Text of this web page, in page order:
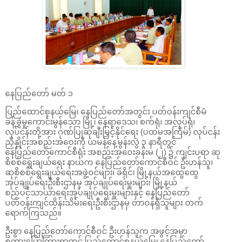
နေပြည်တော် မတ် ၁
ပြည်ထောင်စုနယ်မြေ၊ နေပြည်တော်အတွင်း ပတ်ဝန်းကျင်စီမံ
ခန့်ခွဲမှုကောင်းမွန်သော မြို့၊ နေရာဒေသ၊ စက်ရုံ၊ အလုပ်ရုံ၊
လုပ်ငန်းတို့အား ဂုဏ်ပြုဆုချီးမြှင့်နိုင်ရေး (ပထမအကြိမ်) လုပ်ငန်း
ညှိနှိုင်းအစည်းအဝေးကို ယမန်နေ့မွန်းလွဲ ၃ နာရီတွင်
နေပြည်တော်ကောင်စီရုံး အစည်းအဝေးခန်းမ (၂) ၌ ကျင်းပရာ ဆု
စိစစ်ရွေးချယ်ရေး နာယက နေပြည်တော်ကောင်စီဝင် ဦးဟန်သူ၊
ဆုစိစစ်ရွေးချယ်ရေးအဖွဲ့ဝင်များ၊ ခရိုင်၊ မြို့နယ်အထွေထွေ
အုပ်ချုပ်ရေးဦးစီးဌာနမှ အုပ်ချုပ်ရေးမှူးများ၊ မြို့နယ်
စည်ပင်သာယာရေးအုပ်ချုပ်ရေးမှူးများနှင့် နေပြည်တော်
ပတ်ဝန်းကျင်ထိန်းသိမ်းရေးဦးစီးဌာနမှ တာဝန်ရှိသူများ တက်
ရောက်ကြသည်။
ဦးစွာ နေပြည်တော်ကောင်စီဝင် ဦးဟန်သူက အဖွင့်အမှာ